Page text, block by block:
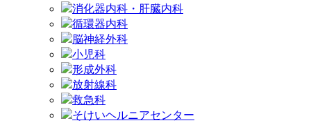
消化器内科・肝臓内科
循環器内科
脳神経外科
小児科
形成外科
放射線科
救急科
そけいヘルニアセンター